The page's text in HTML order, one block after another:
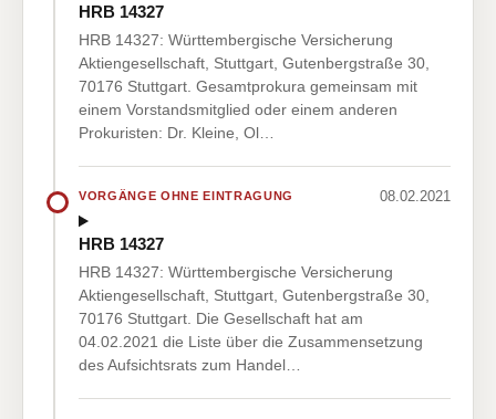
HRB 14327
HRB 14327: Württembergische Versicherung
Aktiengesellschaft, Stuttgart, Gutenbergstraße 30,
70176 Stuttgart. Gesamtprokura gemeinsam mit
einem Vorstandsmitglied oder einem anderen
Prokuristen: Dr. Kleine, Ol…
VORGÄNGE OHNE EINTRAGUNG 08.02.2021
HRB 14327
HRB 14327: Württembergische Versicherung
Aktiengesellschaft, Stuttgart, Gutenbergstraße 30,
70176 Stuttgart. Die Gesellschaft hat am
04.02.2021 die Liste über die Zusammensetzung
des Aufsichtsrats zum Handel…